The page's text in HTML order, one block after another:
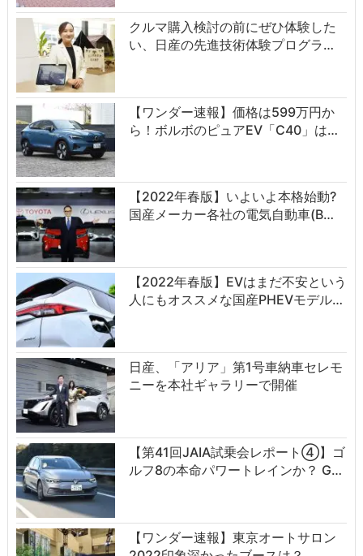
クルマ購入検討の前にぜひ体験した
い、日産の先進技術体験プログラ…
【ワンダー速報】価格は599万円か
ら！ボルボのピュアEV「C40」は…
【2022年春版】いよいよ本格始動?
国産メーカー各社の電気自動車(B…
【2022年春版】EVはまだ不安という
人にもオススメな国産PHEVモデル…
日産、「アリア」第1号車納車セレモ
ニーを本社ギャラリーで開催
【第41回JAIA試乗会レポート④】ゴ
ルフ8の本命パワートレインか？ G…
【ワンダー速報】東京オートサロン